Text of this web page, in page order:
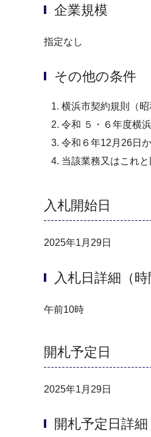
企業規模
指定なし
その他の条件
横浜市契約規則（
令和 ５・６年度横
令和６年12月26日
当該業務又はこれ
入札開始日
2025年1月29日
入札日詳細（時
午前10時
開札予定日
2025年1月29日
開札予定日詳細